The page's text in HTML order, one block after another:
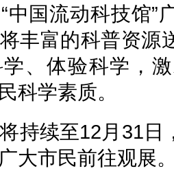
中国流动科技馆”
丰富的科普资源
、体验科学，
科学素质。
持续至12月31日
大市民前往观展